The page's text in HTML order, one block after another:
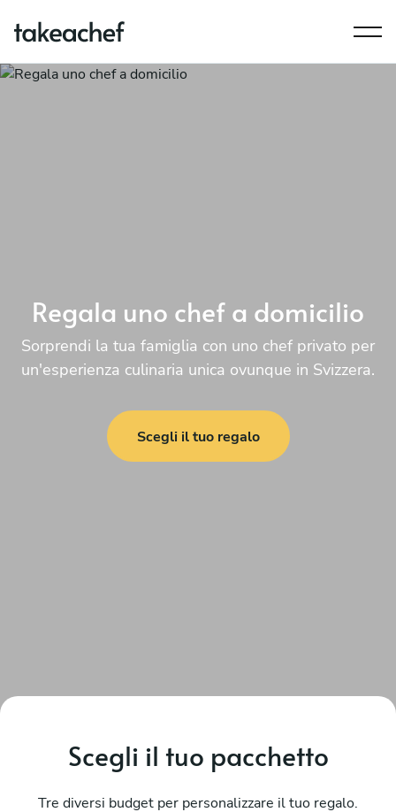
Regala uno chef a domicilio
Sorprendi la tua famiglia con uno chef privato per
un'esperienza culinaria unica ovunque in Svizzera.
Scegli il tuo regalo
Scegli il tuo pacchetto
Tre diversi budget per personalizzare il tuo regalo.